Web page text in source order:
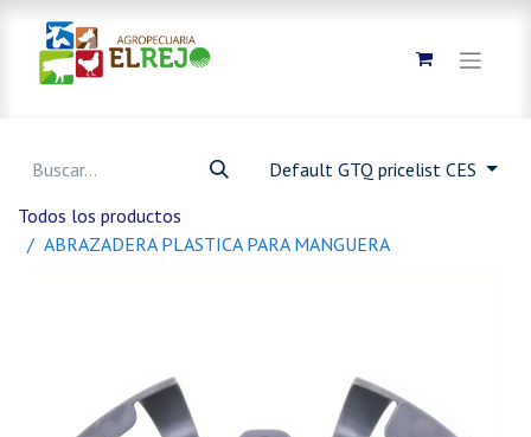
Default GTQ pricelist CES
Todos los productos
ABRAZADERA PLASTICA PARA MANGUERA